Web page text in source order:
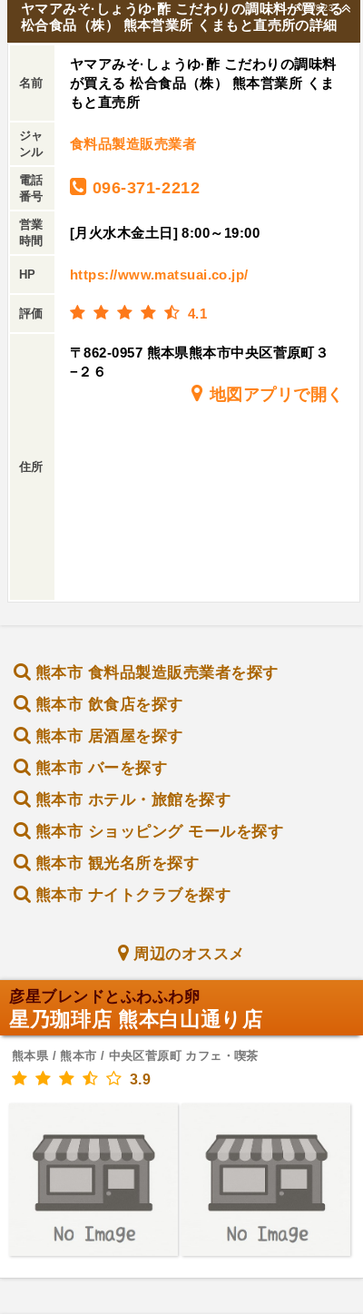
2025/8/23
ヤマアみそ·しょうゆ·酢 こだわりの調味料が買える
松合食品（株） 熊本営業所 くまもと直売所の詳細
名前
ヤマアみそ·しょうゆ·酢 こだわりの調味料
が買える 松合食品（株） 熊本営業所 くま
もと直売所
ジャ
ンル
食料品製造販売業者
電話
番号
096-371-2212
営業
時間
[月火水木金土日] 8:00～19:00
HP https://www.matsuai.co.jp/
評価 4.1
住所
〒862-0957 熊本県熊本市中央区菅原町３
−２６
地図アプリで開く
熊本市 食料品製造販売業者を探す
熊本市 飲食店を探す
熊本市 居酒屋を探す
熊本市 バーを探す
熊本市 ホテル・旅館を探す
熊本市 ショッピング モールを探す
熊本市 観光名所を探す
熊本市 ナイトクラブを探す
周辺のオススメ
彦星ブレンドとふわふわ卵
星乃珈琲店 熊本白山通り店
熊本県 / 熊本市 / 中央区菅原町 カフェ・喫茶
3.9